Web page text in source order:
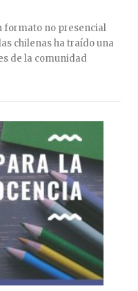
formato no presencial
chilenas ha traído una
de la comunidad